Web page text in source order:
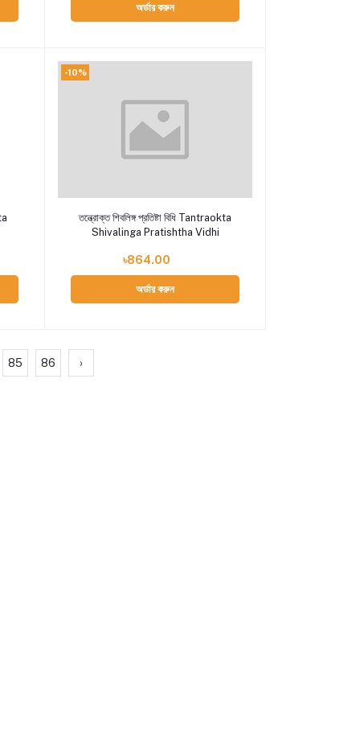
অর্ডার করুন
-10%
Add to cart
তন্ত্রোক্ত শিবলিঙ্গ প্রতিষ্টা বিধি Tantraokta
Shivalinga Pratishtha Vidhi
৳864.00
অর্ডার করুন
85 86 ›